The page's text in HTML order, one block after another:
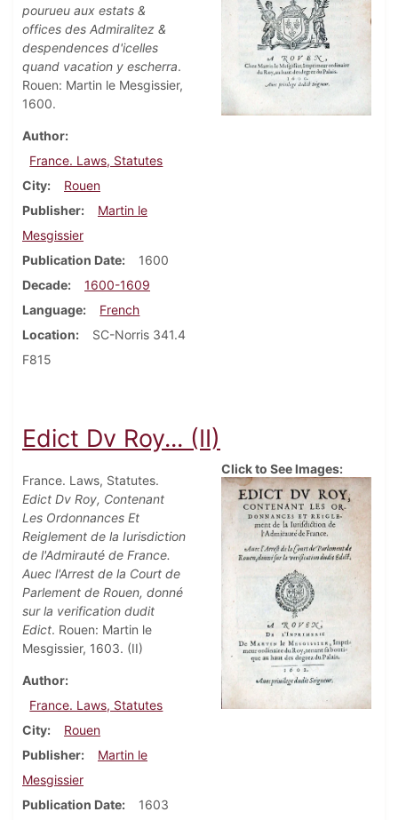
pourueu aux estats &
offices des Admiralitez &
despendences d'icelles
quand vacation y escherra.
Rouen: Martin le Mesgissier,
1600.
Author
France. Laws, Statutes
City
Rouen
Publisher
Martin le
Mesgissier
Publication Date
1600
Decade
1600-1609
Language
French
Location
SC-Norris 341.4
F815
Edict Dv Roy... (II)
France. Laws, Statutes.
Edict Dv Roy, Contenant
Les Ordonnances Et
Reiglement de la Iurisdiction
de l'Admirauté de France.
Auec l'Arrest de la Court de
Parlement de Rouen, donné
sur la verification dudit
Edict. Rouen: Martin le
Mesgissier, 1603. (II)
Author
France. Laws, Statutes
City
Rouen
Publisher
Martin le
Mesgissier
Publication Date
1603
Click to See Images: